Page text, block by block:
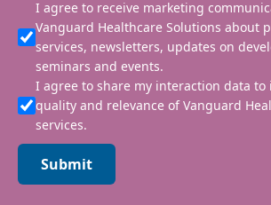
I agree to receive marketing
Vanguard Healthcare Solutions about
services, newsletters, updates on
seminars and events.
I agree to share my interaction data to
quality and relevance of Vanguard
services.
Submit